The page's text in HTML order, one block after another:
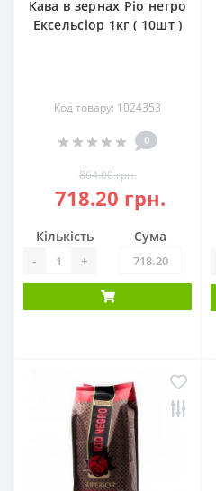
Кава в зернах Ріо негро
Ексельсіор 1кг ( 10шт )
Код товару: 1024353
0
864.00 грн.
718.20 грн.
Кількість
- +
Сума